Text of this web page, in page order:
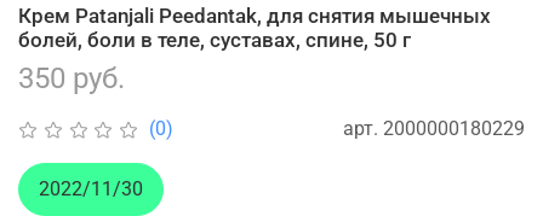
(0) арт. 2000000180229
Крем Patanjali Peedantak, для снятия мышечных
болей, боли в теле, суставах, спине, 50 г
350 руб.
2022/11/30